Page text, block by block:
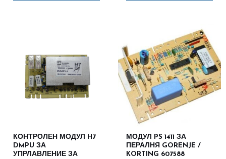
КОНТРОЛЕН МОДУЛ H7
DMPU ЗА
УПРЛАВЛЕНИЕ ЗА
МОДУЛ PS 1411 ЗА
ПЕРАЛНЯ GORENJE /
КORTING 607588